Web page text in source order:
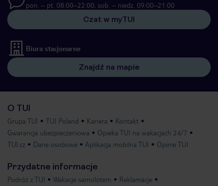
pon. – pt. 08:00–22:00, sob. – niedz. 09:00–21:00
Czat w myTUI
Biura stacjonarne
Znajdź na mapie
O TUI
Grupa TUI TUI Poland Kariera
Kontakt
Gwarancja ubezpieczeniowa
Opieka TUI na wakacjach 24/7
TUI.cz
Dane osobowe Aplikacja mobilna TUI Opinie TUI
Przydatne informacje
Podróż z TUI Wakacje samolotem
Reklamacje